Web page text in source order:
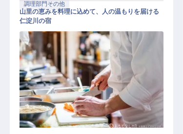
調理部門その他
調理スタッフおよび接客
山里の恵みを料理に込めて、人の温もりを届ける
仁淀川の宿